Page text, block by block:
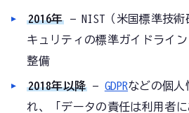
2016年 — NIST（米国標準技
キュリティの標準ガイドライ
整備
2018年以降— GDPRなどの個人
れ、「データの責任は利用者